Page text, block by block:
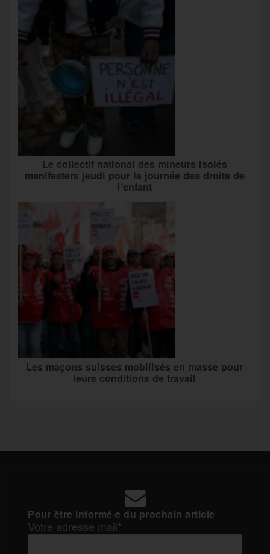
Le collectif national des mineurs isolés
manifestera jeudi pour la journée des droits de
l’enfant
Les maçons suisses mobilisés en masse pour
leurs conditions de travail
Pour être informé·e du prochain article
Votre adresse mail*